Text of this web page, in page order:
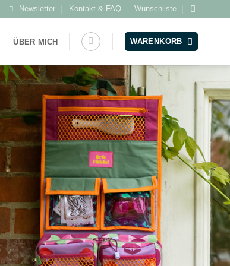
Newsletter Kontakt & FAQ Wunschliste
ÜBER MICH WARENKORB